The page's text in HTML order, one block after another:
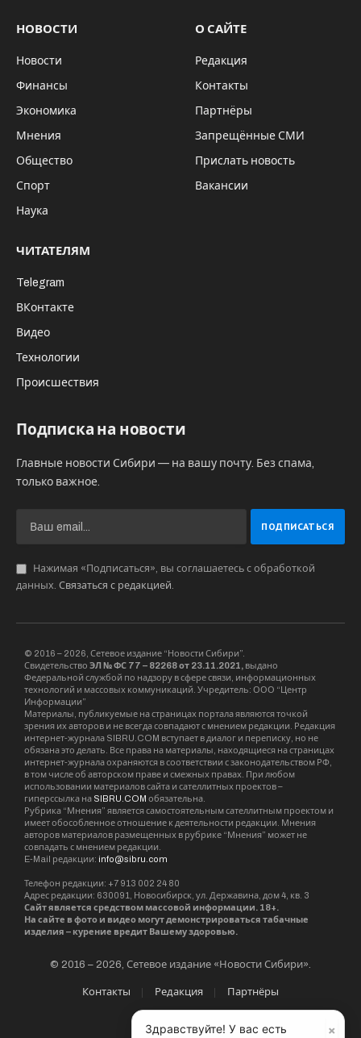
НОВОСТИ
Новости
Финансы
Экономика
Мнения
Общество
Спорт
Наука
О САЙТЕ
Редакция
Контакты
Партнёры
Запрещённые СМИ
Прислать новость
Вакансии
ЧИТАТЕЛЯМ
Telegram
ВКонтакте
Видео
Технологии
Происшествия
Подписка на новости
Главные новости Сибири — на вашу почту. Без спама,
только важное.
Нажимая «Подписаться», вы соглашаетесь с обработкой
данных. Связаться с редакцией.
© 2016 – 2026, Сетевое издание “Новости Сибири”.
Свидетельство ЭЛ № ФС 77 – 82268 от 23.11.2021, выдано
Федеральной службой по надзору в сфере связи, информационных
технологий и массовых коммуникаций. Учредитель: ООО “Центр
Информации”
Материалы, публикуемые на страницах портала являются точкой
зрения их авторов и не всегда совпадают с мнением редакции. Редакция
интернет-журнала SIBRU.COM вступает в диалог и переписку, но не
обязана это делать. Все права на материалы, находящиеся на страницах
интернет-журнала охраняются в соответствии с законодательством РФ,
в том числе об авторском праве и смежных правах. При любом
использовании материалов сайта и сателлитных проектов –
гиперссылка на SIBRU.COM обязательна.
Рубрика “Мнения” является самостоятельным сателлитным проектом и
имеет обособленное отношение к деятельности редакции. Мнения
авторов материалов размещенных в рубрике “Мнения” может не
совпадать с мнением редакции.
E-Mail редакции: info@sibru.com
Телефон редакции: +7 913 002 24 80
Адрес редакции: 630091, Новосибирск, ул. Державина, дом 4, кв. 3
Сайт является средством массовой информации. 18+.
На сайте в фото и видео могут демонстрироваться табачные
изделия – курение вредит Вашему здоровью.
© 2016 – 2026, Сетевое издание «Новости Сибири».
Контакты Редакция Партнёры
×
Здравствуйте! У вас есть